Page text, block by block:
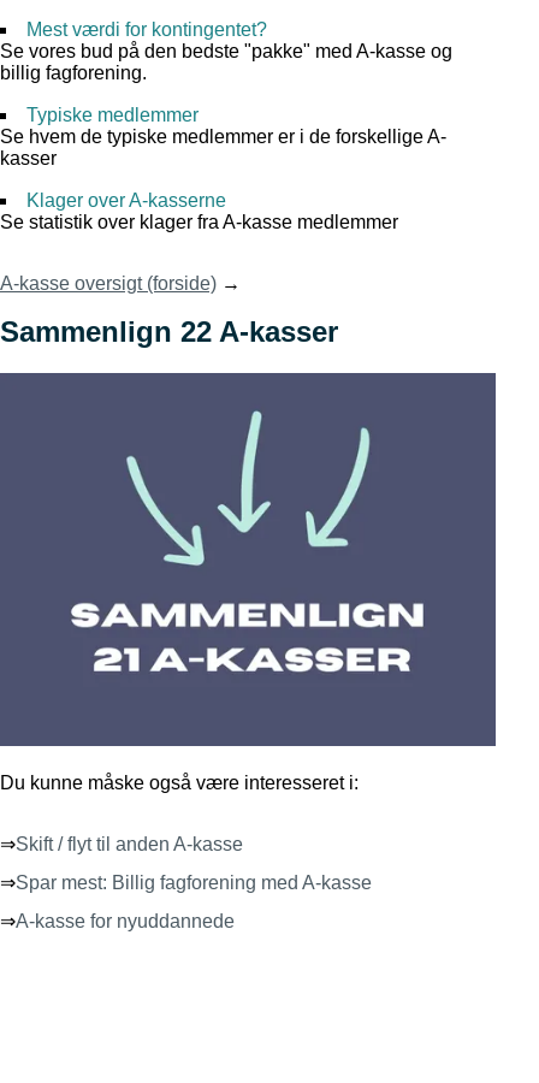
Mest værdi for kontingentet?
Se vores bud på den bedste "pakke" med A-kasse og
billig fagforening.
Typiske medlemmer
Se hvem de typiske medlemmer er i de forskellige A-
kasser
Klager over A-kasserne
Se statistik over klager fra A-kasse medlemmer
A-kasse oversigt (forside) →
Sammenlign 22 A-kasser
Du kunne måske også være interesseret i:
⇒Skift / flyt til anden A-kasse
⇒Spar mest: Billig fagforening med A-kasse
⇒A-kasse for nyuddannede